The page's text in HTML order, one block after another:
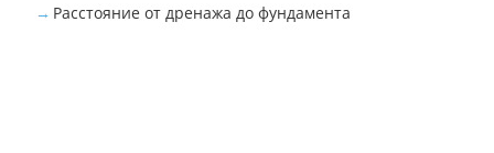
Расстояние от дренажа до фундамента